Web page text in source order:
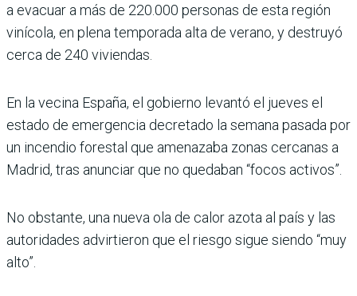
a evacuar a más de 220.000 personas de esta región
vinícola, en plena temporada alta de verano, y destruyó
cerca de 240 viviendas.
En la vecina España, el gobierno levantó el jueves el
estado de emergencia decretado la semana pasada por
un incendio forestal que amenazaba zonas cercanas a
Madrid, tras anunciar que no quedaban “focos activos”.
No obstante, una nueva ola de calor azota al país y las
autoridades advirtieron que el riesgo sigue siendo “muy
alto”.